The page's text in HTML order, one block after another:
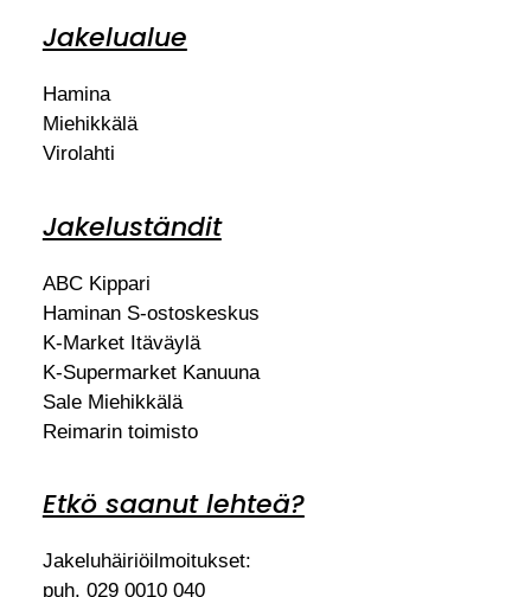
Jakelualue
Hamina
Miehikkälä
Virolahti
Jakeluständit
ABC Kippari
Haminan S-ostoskeskus
K-Market Itäväylä
K-Supermarket Kanuuna
Sale Miehikkälä
Reimarin toimisto
Etkö saanut lehteä?
Jakeluhäiriöilmoitukset:
puh. 029 0010 040